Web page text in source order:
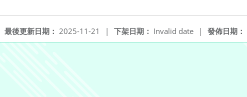
發佈日期：
下架日期： Invalid date |
最後更新日期： 2025-11-21 |